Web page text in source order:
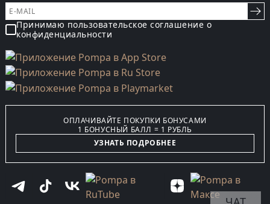
Принимаю пользовательское соглашение о
конфиденциальности
ОПЛАЧИВАЙТЕ ПОКУПКИ БОНУСАМИ
1 БОНУСНЫЙ БАЛЛ = 1 РУБЛЬ
УЗНАТЬ ПОДРОБНЕЕ